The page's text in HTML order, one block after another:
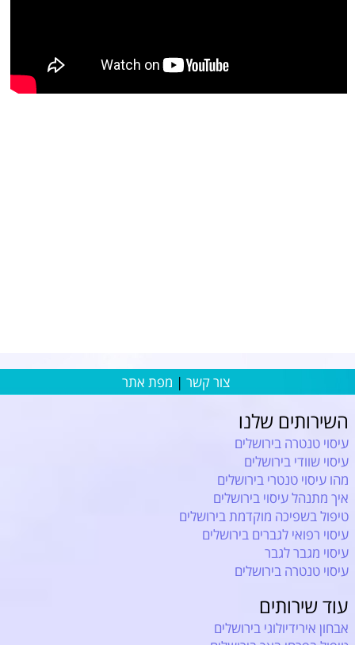
צור קשר | מפת אתר
השירותים שלנו
עיסוי טנטרה בירושלים
עיסוי שוודי בירושלים
מהו עיסוי טנטרי בירושלים
איך מתנהל עיסוי בירושלים
טיפול בשפיכה מוקדמת בירושלים
עיסוי רפואי לגברים בירושלים
עיסוי מגבר לגבר
עיסוי טנטרה בירושלים
עוד שירותים
אבחון אירידיולוגי בירושלים